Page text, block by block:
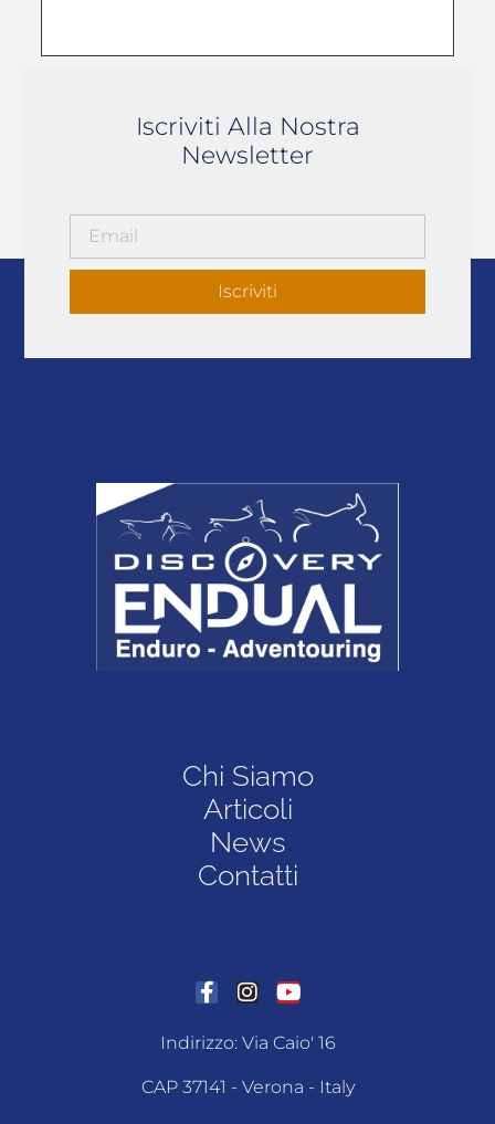
Iscriviti Alla Nostra
Newsletter
Iscriviti
Chi Siamo
Articoli
News
Contatti
Indirizzo: Via Caio' 16
CAP 37141 - Verona - Italy